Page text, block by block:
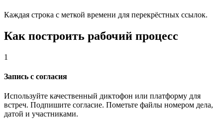
Каждая строка с меткой времени для перекрёстных ссылок.
Как построить рабочий процесс
1
Запись с согласия
Используйте качественный диктофон или платформу для
встреч. Подпишите согласие. Пометьте файлы номером дела,
датой и участниками.